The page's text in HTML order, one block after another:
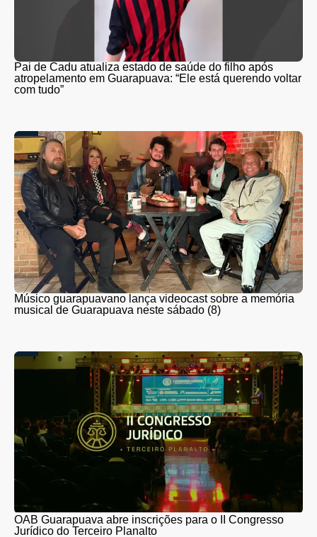
Pai de Cadu atualiza estado de saúde do filho após
atropelamento em Guarapuava: “Ele está querendo voltar
com tudo”
Músico guarapuavano lança videocast sobre a memória
musical de Guarapuava neste sábado (8)
OAB Guarapuava abre inscrições para o II Congresso
Jurídico do Terceiro Planalto